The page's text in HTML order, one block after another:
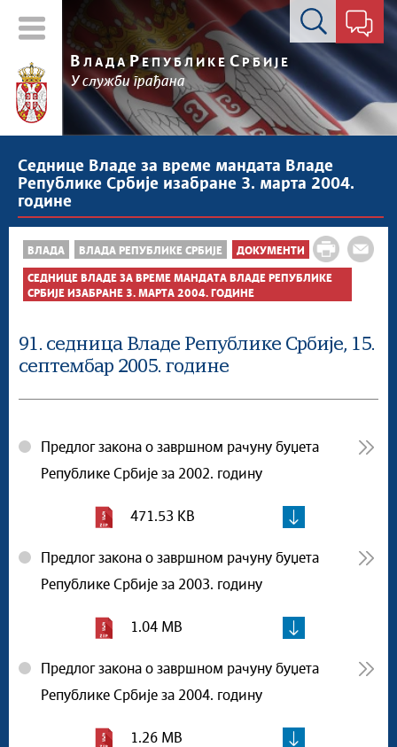
Контакт форма
В ЛАДА РЕПУБЛИКЕ СРБИЈЕ
У служби грађана
Седнице Владе за време мандата Владе
Републике Србије изабране 3. марта 2004.
године
ВЛАДА ВЛАДА РЕПУБЛИКЕ СРБИЈЕ ДОКУМЕНТИ
СЕДНИЦЕ ВЛАДЕ ЗА ВРЕМЕ МАНДАТА ВЛАДЕ РЕПУБЛИКЕ
СРБИЈЕ ИЗАБРАНЕ 3. МАРТА 2004. ГОДИНЕ
91. седница Владе Републике Србије, 15.
септембар 2005. године
Предлог закона о завршном рачуну буџета
Републике Србије за 2002. годину
471.53 KB
Предлог закона о завршном рачуну буџета
Републике Србије за 2003. годину
1.04 MB
Предлог закона о завршном рачуну буџета
Републике Србије за 2004. годину
1.26 MB